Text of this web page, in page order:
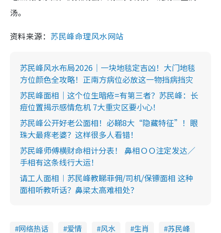
汤。
资料来源： 苏民峰命理风水网站
苏民峰风水布局2026｜一块地毯定吉凶！大门地毯
方位颜色全攻略！正南方病位必放这一物挡病挡灾
苏民峰面相｜这个位生暗疮=有第三者？苏民峰：长
痘位置揭示感情危机 7大重灾区要小心！
苏民峰公开好老公面相！必睇8大“隐藏特征”！眼
珠大最疼老婆？这样很多人看错！
苏民峰师傅横财命相计分表！ 鼻相ＯＯ注定发达／
手相有这条线行大运！
请工人面相︱苏民峰教睇菲佣/司机/保镖面相 这种
面相听教听话？鼻梁太高难相处？
网络热话 爱情 风水 生肖 苏民峰